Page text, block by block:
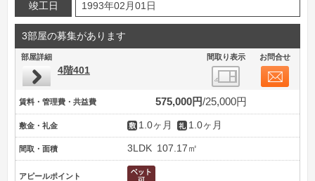
竣工日 1993年02月01日
3部屋の募集があります
部屋詳細 間取り表示 お問合せ
4階401
賃料・管理費・共益費 575,000円 25,000円
敷金・礼金 1.0ヶ月 1.0ヶ月
間取・面積 3LDK 107.17㎡
アピールポイント